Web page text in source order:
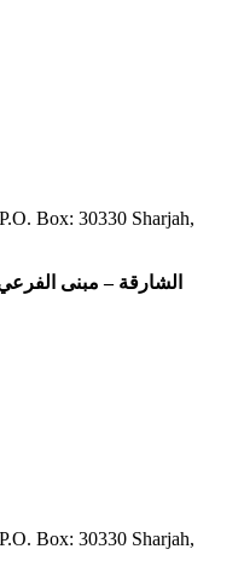
​Box​: 30330 Sharjah,
الشارقة – مبنى
​Box​: 30330 Sharjah,